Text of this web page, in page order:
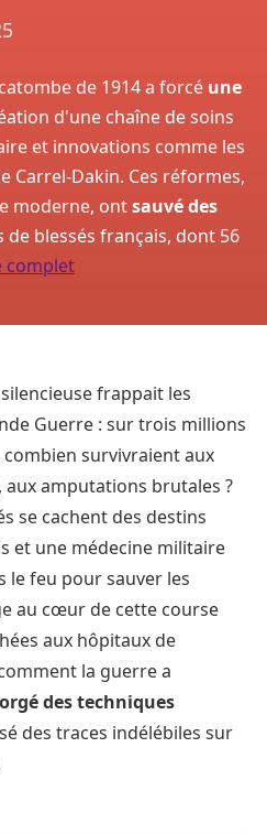
de 1914 a forcé une
d'une chaîne de soins
et innovations comme les
Carrel-Dakin. Ces réformes,
moderne, ontsauvé des
de blessés français, dont 56
complet
frappait les
Guerre : sur trois millions
survivraient aux
amputations brutales ?
se cachent des destins
et une médecine militaire
feu pour sauver les
au cœur de cette course
aux hôpitaux de
la guerre a
des techniques
des traces indélébiles sur